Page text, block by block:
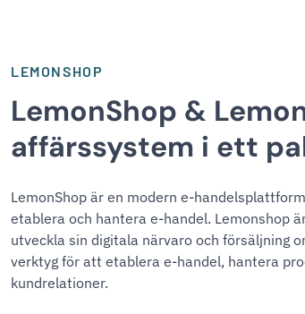
LEMONSHOP
LemonShop &
affärssystem i ett
LemonShop är en modern e-
etablera och hantera e-handel. Lemonshop
utveckla sin digitala närvaro och försäljning
verktyg för att etablera e-handel, hantera
kundrelationer.